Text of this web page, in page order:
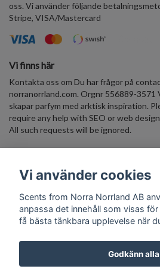
oss. Vi använder följande
Stripe, VISA/Mastercard
Vi finns här
Kontakta oss om Du har frågor på
norranorrland.com. Orgnr 556889-3571
skapar parfym med arktisk inspiration.
require any help with SEO or web
All such requests will be ignored.
Väldoftande Nyhetsbrev Skriv in din E-
på ett välkomst-köp. Häng med in i den
Vi använder cookies
Scents from Norra Norrland AB
anpassa det innehåll som visas
få bästa tänkbara upplevelse när
Godkänn alla